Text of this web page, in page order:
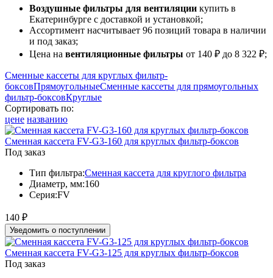
Воздушные фильтры для вентиляции купить в
Екатеринбурге с доставкой и установкой;
Ассортимент насчитывает 96 позиций товара в наличии
и под заказ;
Цена на вентиляционные фильтры от 140 ₽ до 8 322 ₽;
Сменные кассеты для круглых фильтр-
боксовПрямоугольныеСменные кассеты для прямоугольных
фильтр-боксовКруглые
Сортировать по:
цене названию
Сменная кассета FV-G3-160 для круглых фильтр-боксов
Под заказ
Тип фильтра:Сменная кассета для круглого фильтра
Диаметр, мм:160
Серия:FV
140 ₽
Уведомить о поступлении
Сменная кассета FV-G3-125 для круглых фильтр-боксов
Под заказ